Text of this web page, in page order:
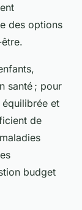
des options
santé ; pour
et
de
budget